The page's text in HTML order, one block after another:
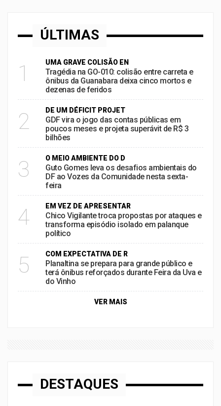
ÚLTIMAS
1 UMA GRAVE COLISÃO EN
Tragédia na GO-010: colisão entre carreta e
ônibus da Guanabara deixa cinco mortos e
dezenas de feridos
2 DE UM DÉFICIT PROJET
GDF vira o jogo das contas públicas em
poucos meses e projeta superávit de R$ 3
bilhões
3 O MEIO AMBIENTE DO D
Guto Gomes leva os desafios ambientais do
DF ao Vozes da Comunidade nesta sexta-
feira
4 EM VEZ DE APRESENTAR
Chico Vigilante troca propostas por ataques e
transforma episódio isolado em palanque
político
5 COM EXPECTATIVA DE R
Planaltina se prepara para grande público e
terá ônibus reforçados durante Feira da Uva e
do Vinho
VER MAIS
DESTAQUES